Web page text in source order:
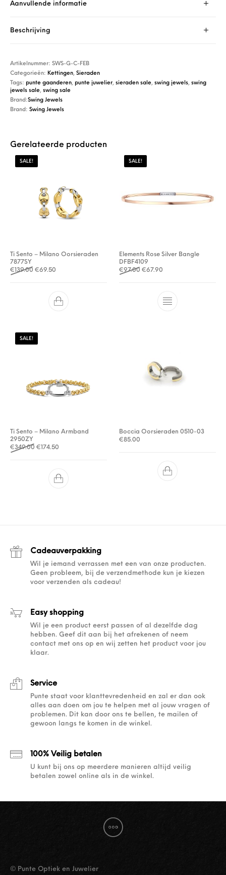
Aanvullende informatie
Beschrijving
Artikelnummer:SWS-G-C-FEB
Categorieën: Kettingen,Sieraden
Tags: punte gaanderen, punte juwelier,sieraden sale,swing jewels,swing
jewels sale,swing sale
Brand:Swing Jewels
Brand:Swing Jewels
Gerelateerde producten
SALE!
Ti Sento – Milano Oorsieraden
7877SY
€139.00 Oorspronkelijke prijs was: €139.00.
€69.50 Huidige prijs is: €69.50.
SALE!
Elements Rose Silver Bangle
DFBF4109
€97.00 Oorspronkelijke prijs was:
€67.90
SALE!
Ti Sento – Milano Armband
2950ZY
€349.00 Oorspronkelijke prijs was: €349.00.
€174.50
Boccia Oorsieraden 0510-03
€85.00
Cadeauverpakking
Wil je iemand verrassen met een van onze producten.
Geen probleem, bij de verzendmethode kun je kiezen
voor verzenden als cadeau!
Easy shopping
Wil je een product eerst passen of al dezelfde dag
hebben. Geef dit aan bij het afrekenen of neem
contact met ons op en wij zetten het product voor jou
klaar.
Service
Punte staat voor klanttevredenheid en zal er dan ook
alles aan doen om jou te helpen met al jouw vragen of
problemen. Dit kan door ons te bellen, te mailen of
gewoon langs te komen in de winkel.
100% Veilig betalen
U kunt bij ons op meerdere manieren altijd veilig
betalen zowel online als in de winkel.
© Punte Optiek en Juwelier